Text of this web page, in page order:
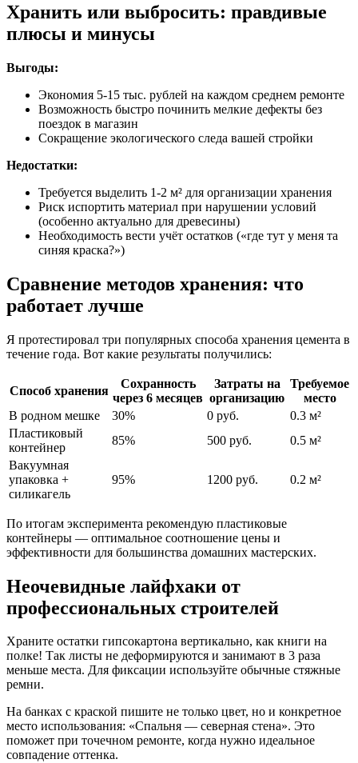
Хранить или выбросить: правдивые
плюсы и минусы
Выгоды:
Экономия 5-15 тыс. рублей на каждом среднем ремонте
Возможность быстро починить мелкие дефекты без
поездок в магазин
Сокращение экологического следа вашей стройки
Недостатки:
Требуется выделить 1-2 м² для организации хранения
Риск испортить материал при нарушении условий
(особенно актуально для древесины)
Необходимость вести учёт остатков («где тут у меня та
синяя краска?»)
Сравнение методов хранения: что
работает лучше
Я протестировал три популярных способа хранения цемента в
течение года. Вот какие результаты получились:
Способ хранения
Сохранность
через 6 месяцев
Затраты на
организацию
Требуемое
место
В родном мешке
30% 0 руб.
0.3 м²
Пластиковый
контейнер
85% 500 руб.
0.5 м²
Вакуумная
упаковка +
силикагель
95% 1200 руб. 0.2 м²
По итогам эксперимента рекомендую пластиковые
контейнеры — оптимальное соотношение цены и
эффективности для большинства домашних мастерских.
Неочевидные лайфхаки от
профессиональных строителей
Храните остатки гипсокартона вертикально, как книги на
полке! Так листы не деформируются и занимают в 3 раза
меньше места. Для фиксации используйте обычные стяжные
ремни.
На банках с краской пишите не только цвет, но и конкретное
место использования: «Спальня — северная стена». Это
поможет при точечном ремонте, когда нужно идеальное
совпадение оттенка.